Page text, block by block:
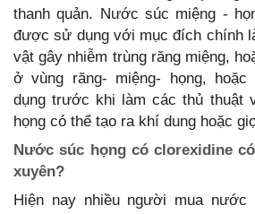
thanh quản. Nước súc miệng -
được sử dụng với mục đích chính
vật gây nhiễm trùng răng miệng,
ở vùng răng- miệng- họng,
dụng trước khi làm các thủ thuật
họng có thể tạo ra khí dung hoặc
Nước súc họng có clorexidine
xuyên?
Hiện nay nhiều người mua nước